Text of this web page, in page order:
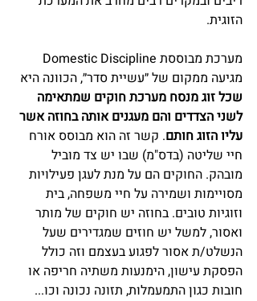
הזוגית.
מגיעה ממקום של ״עשיית סדר״, הכוונה היא
שכל זוג מנסח מערכת חוקים שמתאימה
לשני הצדדים והם מעגנים אותה בחוזה אשר
עליו הזוג חותם. קשר זה הוא מבוסס אורח
חיי שליטה (בדס"מ) שבו יש צד מוביל
מובהק. החוקים הם על מנת לעגן פעילויות
מסויימות ושמירה על חיי משפחה, בית
וזוגיות טובים. בחוזה יש חוקים של מותר
ואסור, למשל יש חוזים שמגדירים שעל
הנשלט/ת אסור לפגוע בעצמם וזה כולל
הפסקת עישון, הימנעות משתיה חריפה או
חובות כגון התמעמלות, תזונה נכונה וכו...